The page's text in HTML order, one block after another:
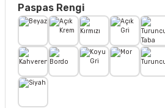
Paspas Rengi